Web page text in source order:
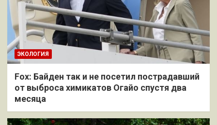
ЭКОЛОГИЯ
Fox: Байден так и не посетил пострадавший
от выброса химикатов Огайо спустя два
месяца